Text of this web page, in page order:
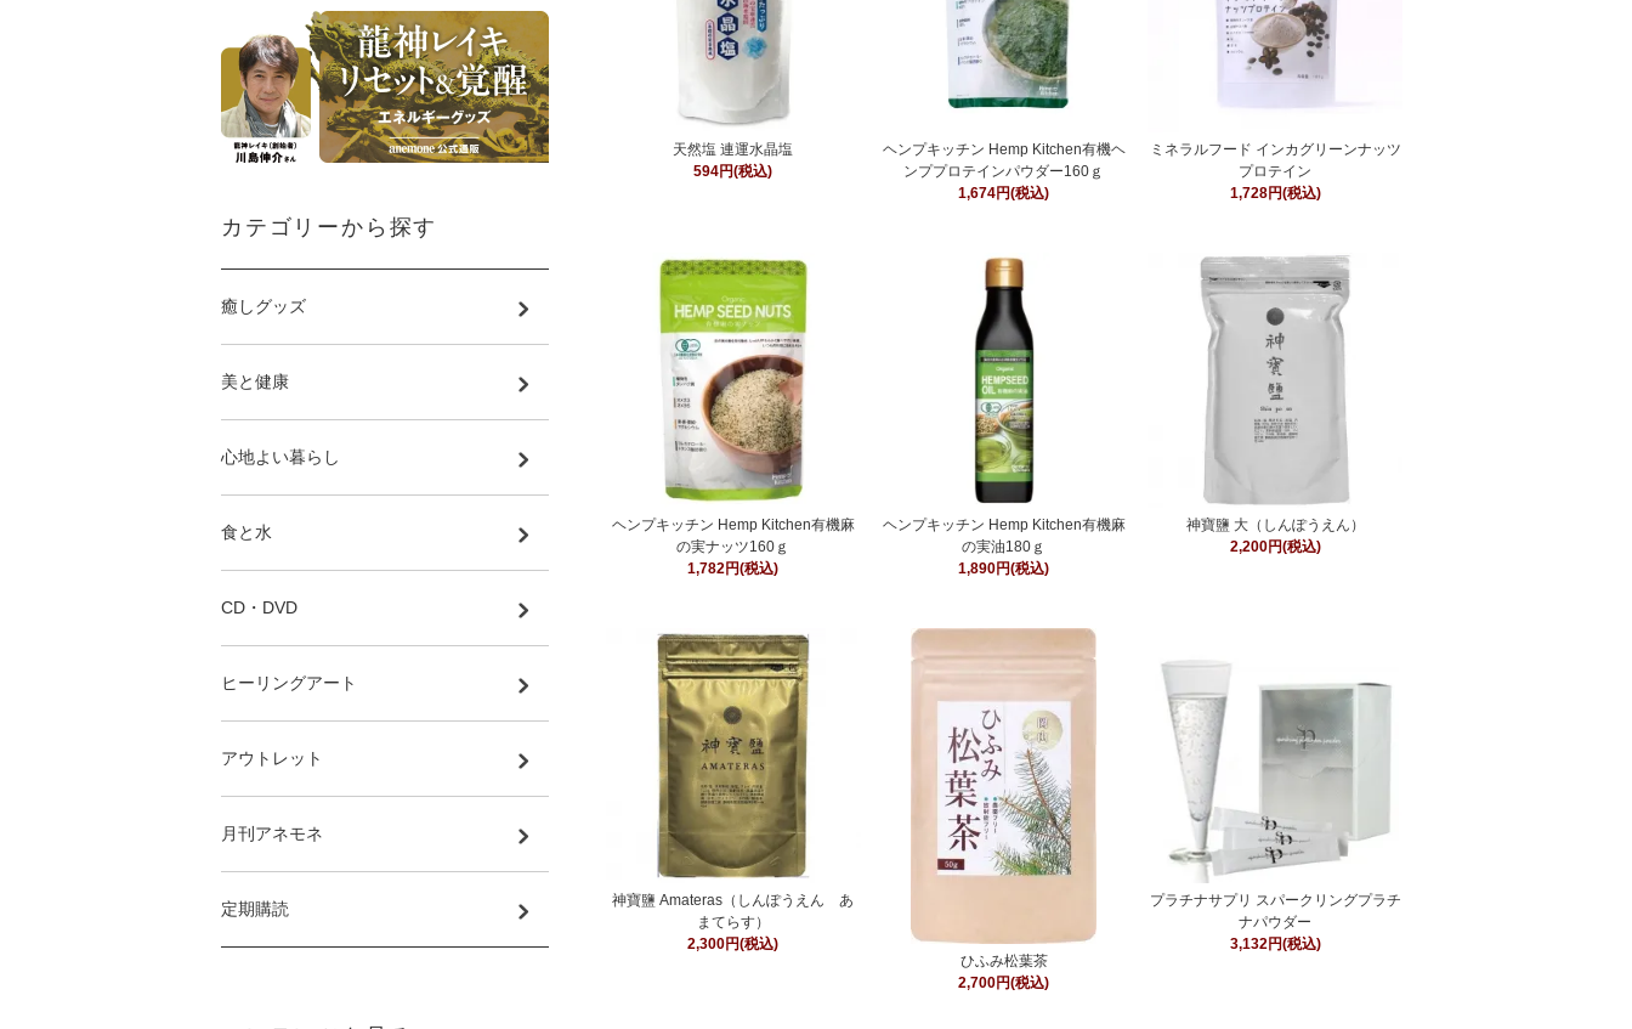
天然塩 連運水晶塩
594円(税込)
ヘンプキッチン Hemp Kitchen有機ヘ
ンププロテインパウダー160ｇ
1,674円(税込)
ミネラルフード インカグリーンナッツ
プロテイン
1,728円(税込)
ヘンプキッチン Hemp Kitchen有機麻
の実ナッツ160ｇ
1,782円(税込)
ヘンプキッチン Hemp Kitchen有機麻
の実油180ｇ
1,890円(税込)
神寶鹽 大（しんぽうえん）
2,200円(税込)
神寶鹽 Amateras（しんぽうえん あ
まてらす）
2,300円(税込)
ひふみ松葉茶
2,700円(税込)
プラチナサプリ スパークリングプラチ
ナパウダー
3,132円(税込)
カテゴリーから探す
癒しグッズ
美と健康
心地よい暮らし
食と水
CD・DVD
ヒーリングアート
アウトレット
月刊アネモネ
定期購読